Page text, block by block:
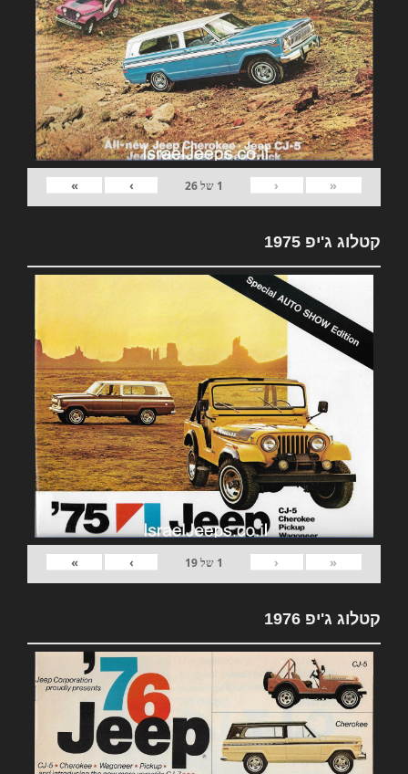
«
‹
1 של26
›
»
קטלוג ג'יפ 1975
«
‹
1 של19
›
»
קטלוג ג'יפ 1976